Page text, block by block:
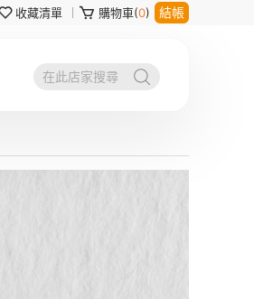
收藏清單 購物車(0) 結帳